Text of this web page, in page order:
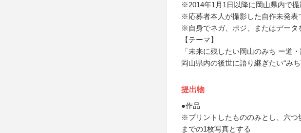
※2014年1月1日以降に岡山県内で
※応募者本人が撮影した自作未発表
※自身でネガ、ポジ、またはデータ
【テーマ】
「未来に残したい岡山のみち ー道・
岡山県内の後世に語り継ぎたい“み
提出物
●作品
※プリントしたもののみとし、六つ
までの1枚写真とする